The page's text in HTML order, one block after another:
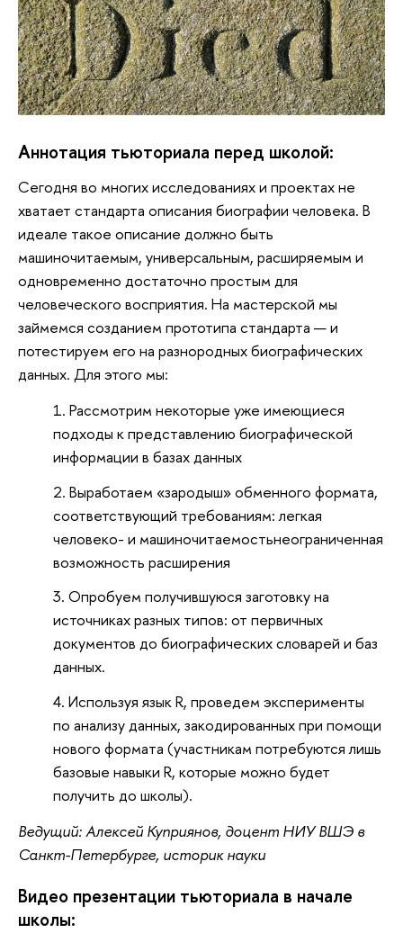
Аннотация тьюториала перед школой:
Сегодня во многих исследованиях и проектах не
хватает стандарта описания биографии человека. В
идеале такое описание должно быть
машиночитаемым, универсальным, расширяемым и
одновременно достаточно простым для
человеческого восприятия. На мастерской мы
займемся созданием прототипа стандарта — и
потестируем его на разнородных биографических
данных. Для этого мы:
Рассмотрим некоторые уже имеющиеся
подходы к представлению биографической
информации в базах данных
Выработаем «зародыш» обменного формата,
соответствующий требованиям: легкая
человеко- и машиночитаемостьнеограниченная
возможность расширения
Опробуем получившуюся заготовку на
источниках разных типов: от первичных
документов до биографических словарей и баз
данных.
Используя язык R, проведем эксперименты
по анализу данных, закодированных при помощи
нового формата (участникам потребуются лишь
базовые навыки R, которые можно будет
получить до школы).
Ведущий: Алексей Куприянов, доцент НИУ ВШЭ в
Санкт-Петербурге, историк науки
Видео презентации тьюториала в начале
школы: